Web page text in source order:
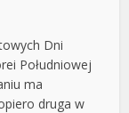
Dni
Południowej
ma
druga w